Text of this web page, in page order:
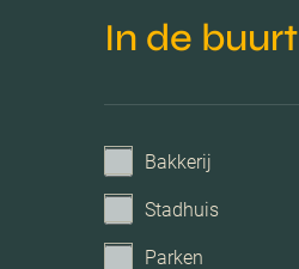
In de buurt
Bakkerij
Stadhuis
Parken